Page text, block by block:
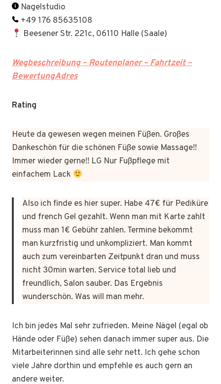
Nagelstudio
+49 176 85635108
Beesener Str. 221c, 06110 Halle (Saale)
Wegbeschreibung – Routenplaner – Fahrtzeit –
BewertungAdres
Rating
Heute da gewesen wegen meinen Füßen. Großes
Dankeschön für die schönen Füße sowie Massage!!
Immer wieder gerne!! LG Nur Fußpflege mit
einfachem Lack
Also ich finde es hier super. Habe 47€ für Pediküre
und french Gel gezahlt. Wenn man mit Karte zahlt
muss man 1€ Gebühr zahlen. Termine bekommt
man kurzfristig und unkompliziert. Man kommt
auch zum vereinbarten Zeitpunkt dran und muss
nicht 30min warten. Service total lieb und
freundlich, Salon sauber. Das Ergebnis
wunderschön. Was will man mehr.
Ich bin jedes Mal sehr zufrieden. Meine Nägel (egal ob
Hände oder Füße) sehen danach immer super aus. Die
Mitarbeiterinnen sind alle sehr nett. Ich gehe schon
viele Jahre dorthin und empfehle es auch gern an
andere weiter.